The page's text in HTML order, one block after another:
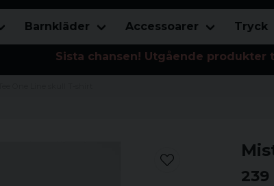
Barnkläder Accessoarer Tryck
Sista chansen! Utgående produkter